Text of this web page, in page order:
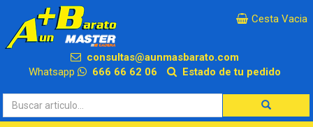
×
Cesta Vacia
consultas@aunmasbarato.com
Whatsapp
666 66 62 06 Estado de tu pedido